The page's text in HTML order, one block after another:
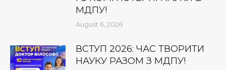
МДПУ!
August 6, 2026
ВСТУП 2026: ЧАС ТВОРИТИ
НАУКУ РАЗОМ З МДПУ!